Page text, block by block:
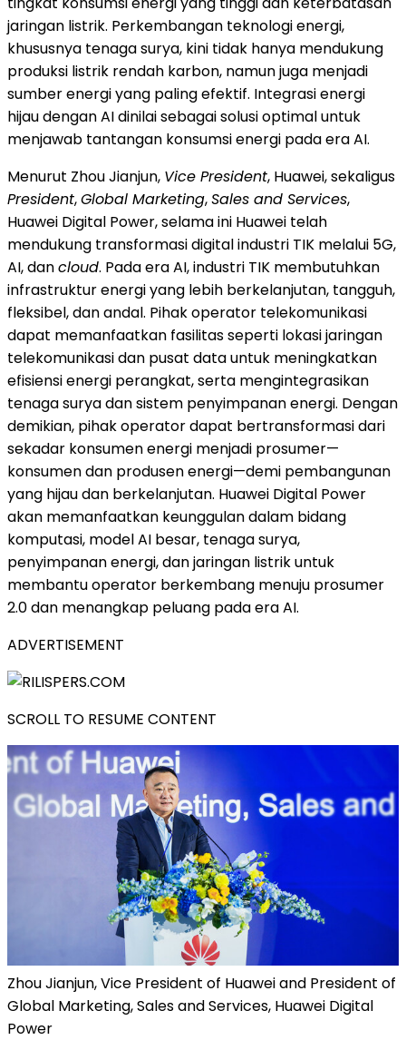
jaringan listrik. Perkembangan teknologi energi,
khususnya tenaga surya, kini tidak hanya mendukung
produksi listrik rendah karbon, namun juga menjadi
sumber energi yang paling efektif. Integrasi energi
hijau dengan AI dinilai sebagai solusi optimal untuk
menjawab tantangan konsumsi energi pada era AI.
Menurut Zhou Jianjun, Vice President, Huawei, sekaligus
President,Global Marketing,Sales and Services,
Huawei Digital Power, selama ini Huawei telah
mendukung transformasi digital industri TIK melalui 5G,
AI, dancloud. Pada era AI, industri TIK membutuhkan
infrastruktur energi yang lebih berkelanjutan, tangguh,
fleksibel, dan andal. Pihak operator telekomunikasi
dapat memanfaatkan fasilitas seperti lokasi jaringan
telekomunikasi dan pusat data untuk meningkatkan
efisiensi energi perangkat, serta mengintegrasikan
tenaga surya dan sistem penyimpanan energi. Dengan
demikian, pihak operator dapat bertransformasi dari
sekadar konsumen energi menjadi prosumer—
konsumen dan produsen energi—demi pembangunan
yang hijau dan berkelanjutan. Huawei Digital Power
akan memanfaatkan keunggulan dalam bidang
komputasi, model AI besar, tenaga surya,
penyimpanan energi, dan jaringan listrik untuk
membantu operator berkembang menuju prosumer
2.0 dan menangkap peluang pada era AI.
ADVERTISEMENT
SCROLL TO RESUME CONTENT
Zhou Jianjun, Vice President of Huawei and President of
Global Marketing, Sales and Services, Huawei Digital
Power